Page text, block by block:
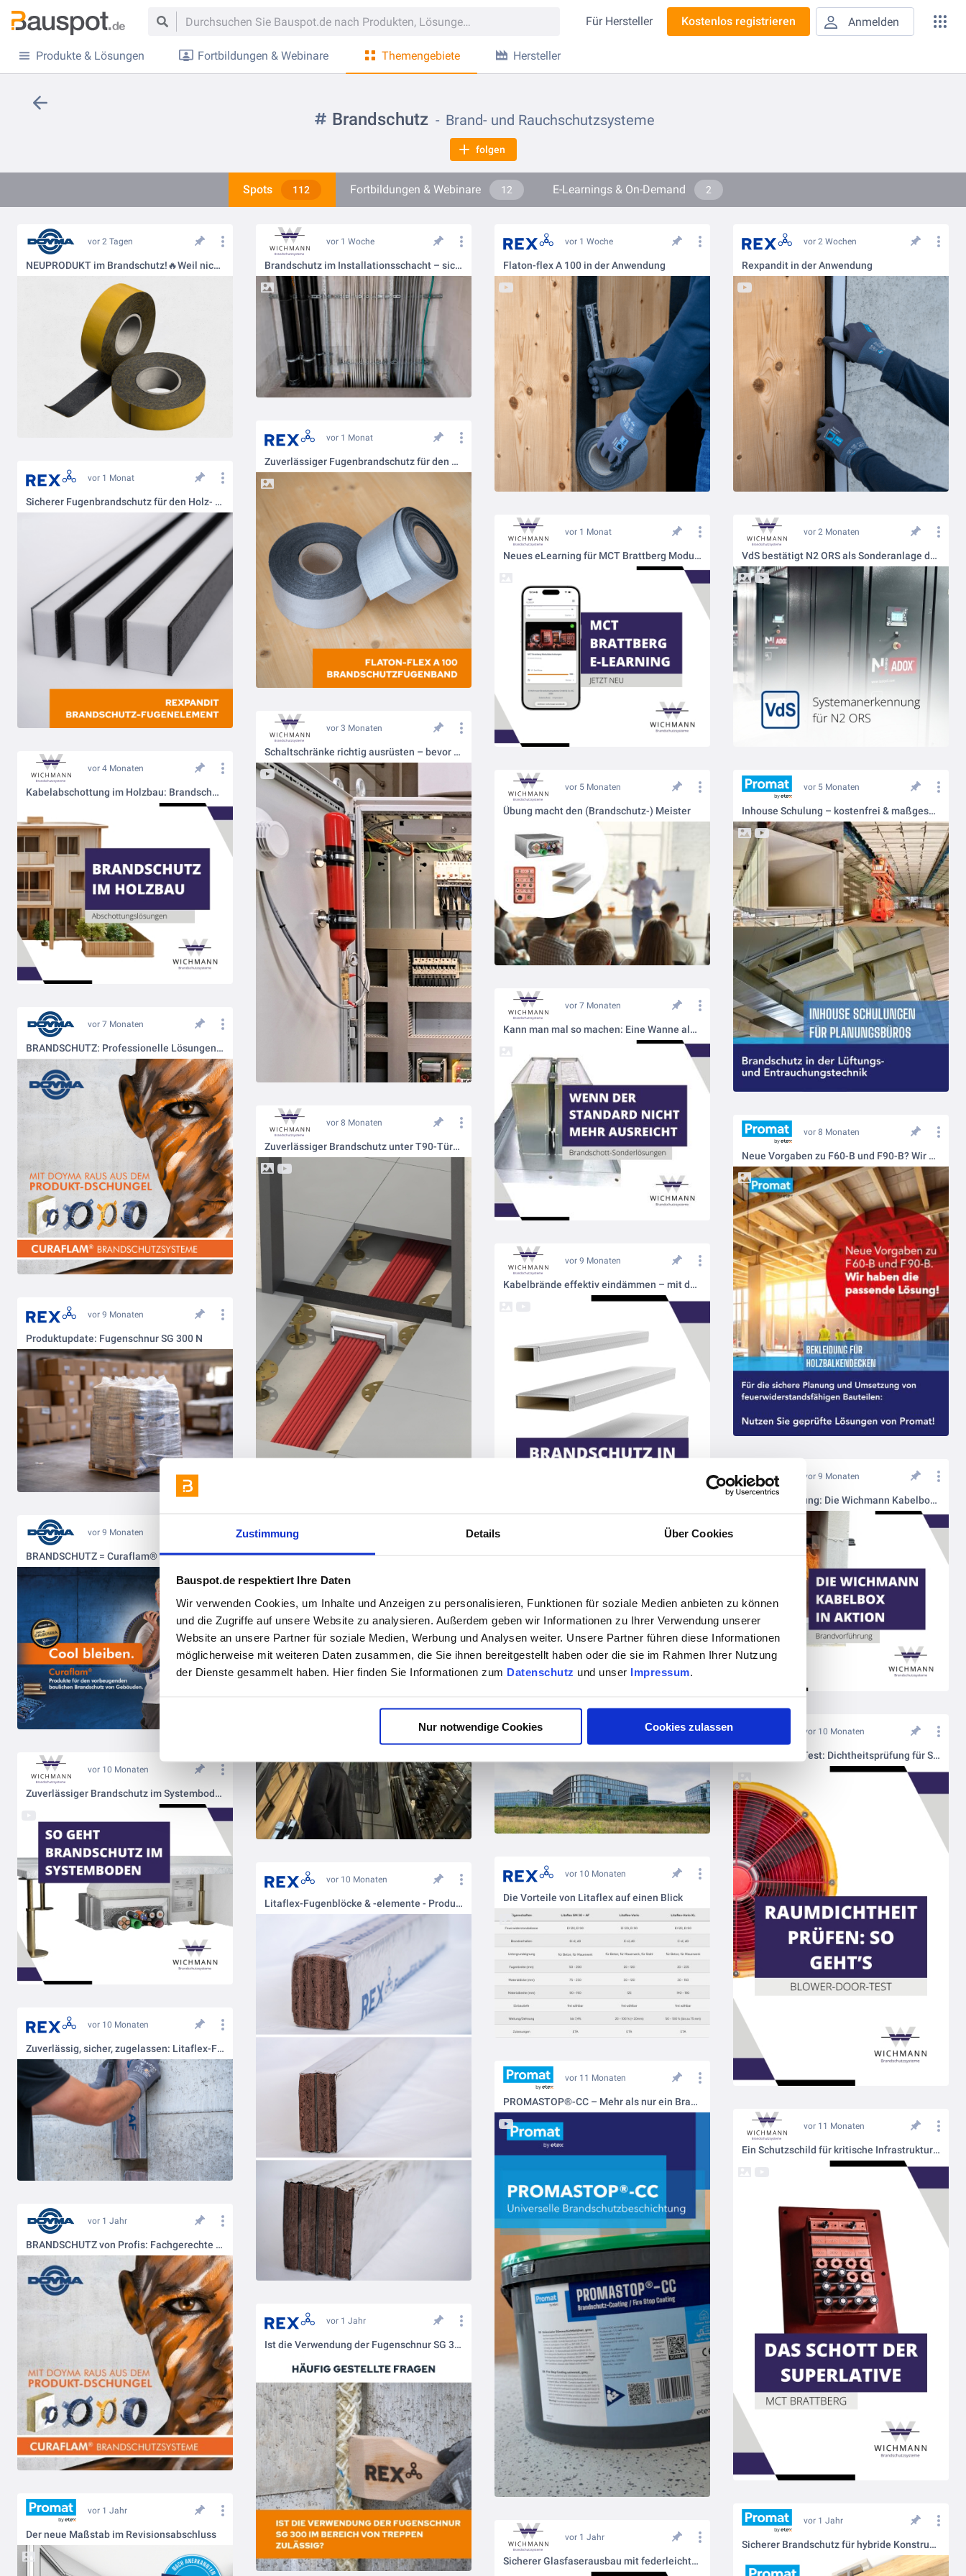
Zustimmung Details Über Cookies
Bauspot.de respektiert Ihre Daten
Wir verwenden Cookies, um Inhalte und Anzeigen zu personalisieren, Funktionen für soziale Medien anbieten zu können
und die Zugriffe auf unsere Website zu analysieren. Außerdem geben wir Informationen zu Ihrer Verwendung unserer
Website an unsere Partner für soziale Medien, Werbung und Analysen weiter. Unsere Partner führen diese Informationen
möglicherweise mit weiteren Daten zusammen, die Sie ihnen bereitgestellt haben oder die sie im Rahmen Ihrer Nutzung
der Dienste gesammelt haben. Hier finden Sie Informationen zum Datenschutz und unser Impressum.
Nur notwendige Cookies Cookies zulassen
Für Hersteller Kostenlos registrieren Anmelden
Produkte & Lösungen Fortbildungen & Webinare Themengebiete Hersteller
Brandschutz Brand- und Rauchschutzsysteme
folgen
Spots 112 Fortbildungen & Webinare 12 E-Learnings & On-Demand 2
vor 2 Tagen
NEUPRODUKT im Brandschutz!🔥Weil nicht jede Einbausituation Standard ist.
vor 1 Woche
Brandschutz im Installationsschacht – sicher über mehrere Geschosse
vor 1 Woche
Flaton-flex A 100 in der Anwendung
vor 2 Wochen
Rexpandit in der Anwendung
vor 1 Monat
Zuverlässiger Fugenbrandschutz für den Holzbau
vor 1 Monat
Sicherer Fugenbrandschutz für den Holz- und Hybridbau
vor 1 Monat
Neues eLearning für MCT Brattberg Modulabschottungen
vor 2 Monaten
VdS bestätigt N2 ORS als Sonderanlage des Brandschutzes
vor 3 Monaten
Schaltschränke richtig ausrüsten – bevor aus Hitze ein Brand wird
vor 4 Monaten
Kabelabschottung im Holzbau: Brandschutz frühzeitig integrieren vor 5 Monaten
Übung macht den (Brandschutz-) Meister
vor 5 Monaten
Inhouse Schulung – kostenfrei & maßgeschneidert
vor 7 Monaten
Kann man mal so machen: Eine Wanne als Brandschott-Sonderlösung
vor 7 Monaten
BRANDSCHUTZ: Professionelle Lösungen für jedes Risiko!
vor 8 Monaten
Zuverlässiger Brandschutz unter T90-Türen: So geht’s mit der UFK Kabelbox von Wichmann
vor 8 Monaten
Neue Vorgaben zu F60-B und F90-B? Wir haben die passende Lösung!
vor 9 Monaten
Kabelbrände effektiv eindämmen – mit dem Wichmann Instafix® Installationskanal
vor 9 Monaten
Produktupdate: Fugenschnur SG 300 N
vor 9 Monaten
Brandvorführung: Die Wichmann Kabelbox in Aktion
vor 9 Monaten
BRANDSCHUTZ = Curaflam® von DOYMA!
vor 10 Monaten
Rexpandit im Schwarz-Projekt-Campus
vor 10 Monaten
Blower-Door-Test: Dichtheitsprüfung für Sauerstoffreduktionsanlagen
vor 10 Monaten
Zuverlässiger Brandschutz im Systemboden: So geht’s mit der UFK Kabelbox
vor 10 Monaten
Die Vorteile von Litaflex auf einen Blick
vor 10 Monaten
Litaflex-Fugenblöcke & -elemente - Produktvarianten im Überblick
vor 10 Monaten
Zuverlässig, sicher, zugelassen: Litaflex-Fugenblöcke & -elemente
vor 11 Monaten
PROMASTOP®-CC – Mehr als nur ein Brandschutzcoating
vor 11 Monaten
Ein Schutzschild für kritische Infrastruktur: MCT Brattberg von Wichmann Brandschutzsysteme
vor 1 Jahr
BRANDSCHUTZ von Profis: Fachgerechte Lösungen für jedes Risiko!
vor 1 Jahr
Ist die Verwendung der Fugenschnur SG 300 im Bereich von Treppen zulässig?
vor 1 Jahr
Der neue Maßstab im Revisionsabschluss
vor 1 Jahr
Sicherer Brandschutz für hybride Konstruktionen – schlank, geprüft, ästhetisch
vor 1 Jahr
Sicherer Glasfaserausbau mit federleichtem Brandschutzkanal